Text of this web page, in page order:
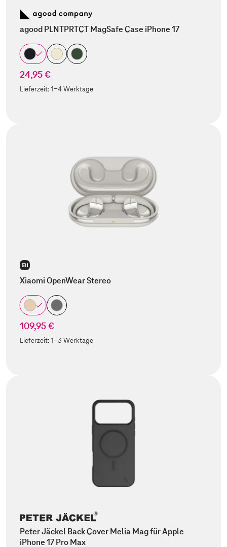
agood PLNTPRTCT MagSafe Case iPhone 17
24,95 €
Lieferzeit:1-4 Werktage
Xiaomi OpenWear Stereo
109,95 €
Lieferzeit:1-3 Werktage
Peter Jäckel Back Cover Melia Mag für Apple
iPhone 17 Pro Max